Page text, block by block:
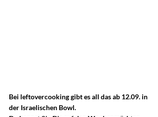
Bei leftovercooking gibt es all das ab 12.09. in
der Israelischen Bowl.